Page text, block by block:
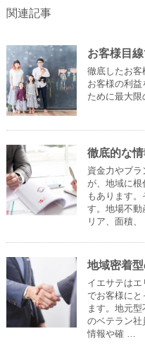
関連記事
お客様目
徹底したお客
お客様の利
ために最大限
徹底的な
資金力やブ
が、地域に
もあります
す。地場不動
リア、面積
地域密着
イエサテはエ
でお客様にと
ます。地元
のベテラン社
情報や確 …